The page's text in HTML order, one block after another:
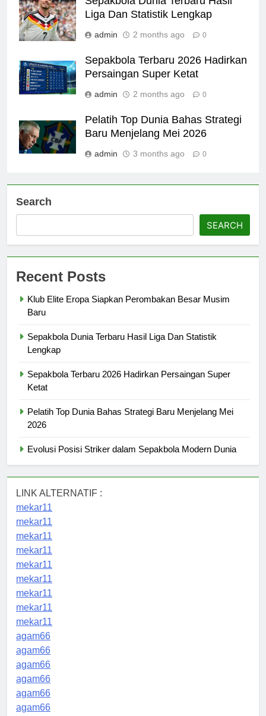
Liga Dan Statistik Lengkap
admin 2 months ago 0
Sepakbola Terbaru 2026 Hadirkan
Persaingan Super Ketat
admin 2 months ago 0
Pelatih Top Dunia Bahas Strategi
Baru Menjelang Mei 2026
admin 3 months ago 0
Search
SEARCH
Recent Posts
Klub Elite Eropa Siapkan Perombakan Besar Musim
Baru
Sepakbola Dunia Terbaru Hasil Liga Dan Statistik
Lengkap
Sepakbola Terbaru 2026 Hadirkan Persaingan Super
Ketat
Pelatih Top Dunia Bahas Strategi Baru Menjelang Mei
2026
Evolusi Posisi Striker dalam Sepakbola Modern Dunia
LINK ALTERNATIF :
mekar11
mekar11
mekar11
mekar11
mekar11
mekar11
mekar11
mekar11
mekar11
agam66
agam66
agam66
agam66
agam66
agam66